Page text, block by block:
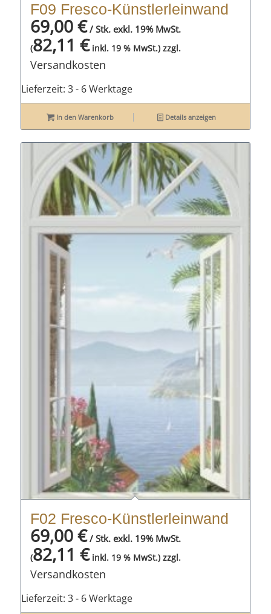
F09 Fresco-Künstlerleinwand
69,00€/ Stk. exkl. 19% MwSt.
(82,11 €inkl. 19 % MwSt.) zzgl.
Versandkosten
Lieferzeit: 3 - 6 Werktage
In den Warenkorb Details anzeigen
F02 Fresco-Künstlerleinwand
69,00€/ Stk. exkl. 19% MwSt.
(82,11 €inkl. 19 % MwSt.) zzgl.
Versandkosten
Lieferzeit: 3 - 6 Werktage